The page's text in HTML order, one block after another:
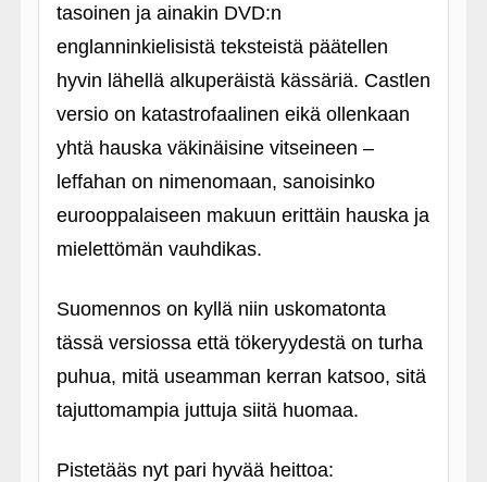
tasoinen ja ainakin DVD:n
englanninkielisistä teksteistä päätellen
hyvin lähellä alkuperäistä kässäriä. Castlen
versio on katastrofaalinen eikä ollenkaan
yhtä hauska väkinäisine vitseineen –
leffahan on nimenomaan, sanoisinko
eurooppalaiseen makuun erittäin hauska ja
mielettömän vauhdikas.
Suomennos on kyllä niin uskomatonta
tässä versiossa että tökeryydestä on turha
puhua, mitä useamman kerran katsoo, sitä
tajuttomampia juttuja siitä huomaa.
Pistetääs nyt pari hyvää heittoa: